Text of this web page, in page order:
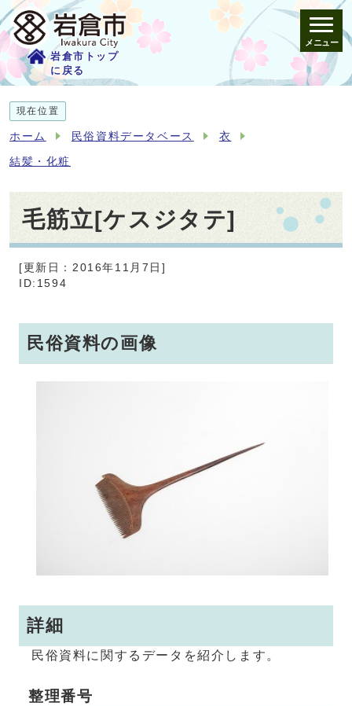
岩倉市トップ
に戻る
メニュー
現在位置
ホーム 民俗資料データベース 衣
結髪・化粧
毛筋立[ケスジタテ]
[更新日：2016年11月7日]
ID:1594
民俗資料の画像
詳細
民俗資料に関するデータを紹介します。
整理番号